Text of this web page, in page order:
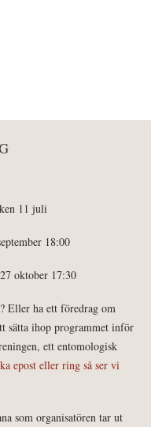
11 juli
18:00
oktober 17:30
Eller ha ett föredrag om
sätta ihop programmet inför
ett entomologisk
epost eller ring så ser vi
som organisatören tar ut